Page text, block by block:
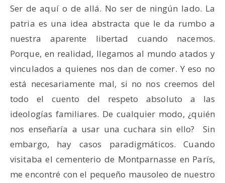
Ser de aquí o de allá. No ser de ningún lado. La
patria es una idea abstracta que le da rumbo a
nuestra aparente libertad cuando nacemos.
Porque, en realidad, llegamos al mundo atados y
vinculados a quienes nos dan de comer. Y eso no
está necesariamente mal, si no nos creemos del
todo el cuento del respeto absoluto a las
ideologías familiares. De cualquier modo, ¿quién
nos enseñaría a usar una cuchara sin ello? Sin
embargo, hay casos paradigmáticos. Cuando
visitaba el cementerio de Montparnasse en París,
me encontré con el pequeño mausoleo de nuestro